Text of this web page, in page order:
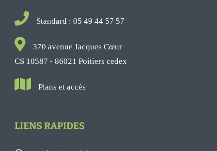
Standard : 05 49 44 57 57
370 avenue Jacques Cœur
CS 10587 - 86021 Poitiers cedex
Plans et accès
LIENS RAPIDES